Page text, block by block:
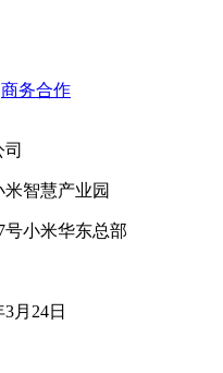
商务合作
智慧产业园
小米华东总部
月24日